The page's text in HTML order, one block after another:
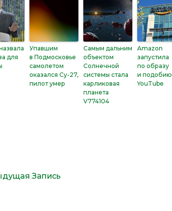
для
Упавшим
в Подмосковье
самолетом
оказался Су-27,
пилот умер
Самым дальним
объектом
Солнечной
системы стала
карликовая
планета
V774104
Amazon
запустила
по образу
и подобию
YouTube
Запись